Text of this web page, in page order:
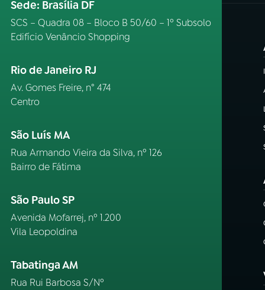
Sede: Brasília DF
SCS – Quadra 08 – Bloco B 50/60 – 1º Subsolo
Edifício Venâncio Shopping
Rio de Janeiro RJ
Av. Gomes Freire, n° 474
Centro
São Luís MA
Rua Armando Vieira da Silva, nº 126
Bairro de Fátima
São Paulo SP
Avenida Mofarrej, nº 1.200
Vila Leopoldina
Tabatinga AM
Rua Rui Barbosa S/Nº